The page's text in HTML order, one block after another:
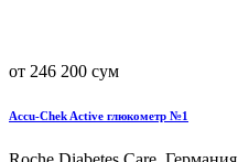
от 246 200 сум
Accu-Chek Active глюкометр №1